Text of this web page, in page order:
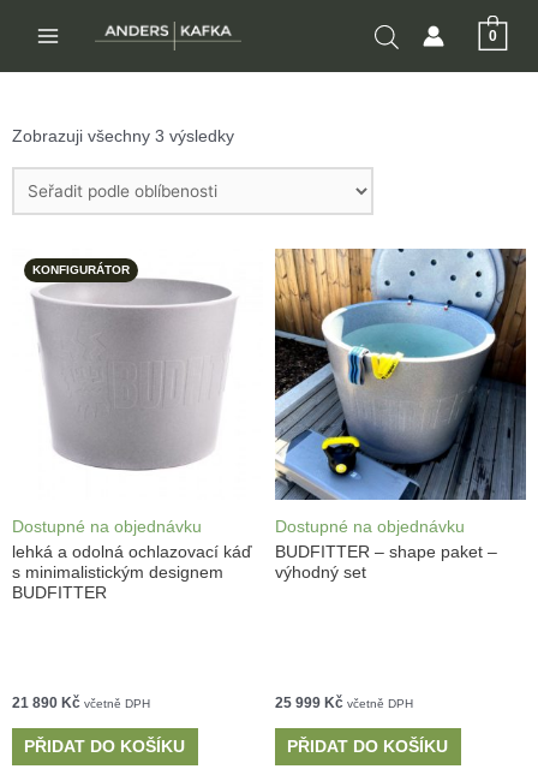
obsah
0
Zobrazuji všechny 3 výsledky
KONFIGURÁTOR
Dostupné na objednávku
lehká a odolná ochlazovací káď
s minimalistickým designem
BUDFITTER
21 890 Kč včetně DPH
PŘIDAT DO KOŠÍKU
Dostupné na objednávku
BUDFITTER – shape paket –
výhodný set
25 999 Kč včetně DPH
PŘIDAT DO KOŠÍKU